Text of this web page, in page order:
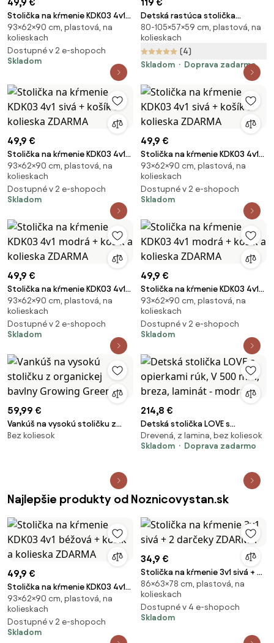
49,9 €
Stolička na kŕmenie KDK03 4v1
ružová + košík a kolieska
ZDARMA
93×62×90 cm, plastová, na
kolieskach
Dostupné v 2 e-shopoch
Skladom
119 €
Detská rastúca stolička
Neoseat JUNI 006 — látka,
prateľný poťah, sivá
80-105×57×59 cm, plastová, na
kolieskach
(4)
Skladom
Doprava zadarmo
49,9 €
Stolička na kŕmenie KDK03 4v1
sivá + košík a kolieska ZDARMA
93×62×90 cm, plastová, na
kolieskach
Dostupné v 2 e-shopoch
Skladom
49,9 €
Stolička na kŕmenie KDK03 4v1
sivá + košík a kolieska ZDARMA
93×62×90 cm, plastová, na
kolieskach
Dostupné v 2 e-shopoch
Skladom
49,9 €
Stolička na kŕmenie KDK03 4v1
modrá + košík a kolieska
ZDARMA
93×62×90 cm, plastová, na
kolieskach
Dostupné v 2 e-shopoch
Skladom
49,9 €
Stolička na kŕmenie KDK03 4v1
modrá + košík a kolieska
ZDARMA
93×62×90 cm, plastová, na
kolieskach
Dostupné v 2 e-shopoch
Skladom
59,99 €
Vankúš na vysokú stoličku z
organickej bavlny Growing
Bez koliesok
214,8 €
Detská stolička LOVE s
opierkami rúk, V 500 mm,
breza, laminát - modrá
Drevená, z lamina, bez koliesok
Skladom
Doprava zadarmo
Najlepšie produkty od Noznicovystan.sk
49,9 €
Stolička na kŕmenie KDK03 4v1
béžová + košík a kolieska
ZDARMA
93×62×90 cm, plastová, na
kolieskach
Dostupné v 2 e-shopoch
Skladom
34,9 €
Stolička na kŕmenie 3v1 sivá + 2
darčeky ZDARMA
86×63×78 cm, plastová, na
kolieskach
Dostupné v 4 e-shopoch
Skladom